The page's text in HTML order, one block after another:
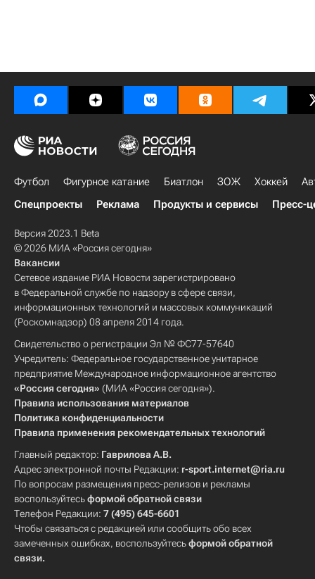
Футбол Фигурное катание Биатлон ЗОЖ Хоккей
Спецпроекты
Реклама Продукты и сервисы Пресс-
Версия 2023.1 Beta
© 2026 МИА «Россия сегодня»
Вакансии
Сетевое издание РИА Новости зарегистрировано
в Федеральной службе по надзору в сфере связи,
информационных технологий и массовых коммуникаций
(Роскомнадзор) 08 апреля 2014 года.
Свидетельство о регистрации Эл № ФС77-57640
Учредитель: Федеральное государственное унитарное
предприятие Международное информационное агентство
«Россия сегодня» (МИА «Россия сегодня»).
Правила использования материалов
Политика конфиденциальности
Правила применения рекомендательных технологий
Главный редактор: Гаврилова А.В.
Адрес электронной почты Редакции: r-sport.internet@ria.ru
По вопросам размещения пресс-релизов и рекламы
воспользуйтесьформой обратной связи
Телефон Редакции: 7 (495) 645-6601
Чтобы связаться с редакцией или сообщить обо всех
замеченных ошибках, воспользуйтесьформой обратной
связи.